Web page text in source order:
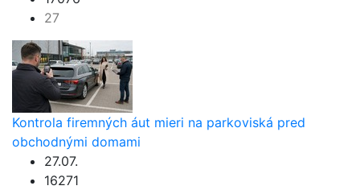
27
Kontrola firemných áut mieri na parkoviská pred
obchodnými domami
27.07.
16271